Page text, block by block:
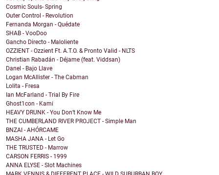
Cosmic Souls- Spring
Outer Control - Revolution
Fernanda Morgan - Quédate
SHAB - VooDoo
Gancho Directo - Maloliente
OZZIENT - Ozzient Ft. A.T.O. & Pronto Valid - NLTS
Christian Rabadán - Déjame (feat. Viddsan)
Danel - Bajo Llave
Logan McAllister - The Cabman
Lolita - Fresa
Ian McFarland - Trial By Fire
Ghost1con - Kami
HEAVY DRUNK - You Don’t Know Me
THE CUMBERLAND RIVER PROJECT - Simple Man
BNZAI - AHÓRCAME
MASHA JANA - Let Go
THE TRUSTED - Marrow
CARSON FERRIS - 1999
ANNA ELYSE - Slot Machines